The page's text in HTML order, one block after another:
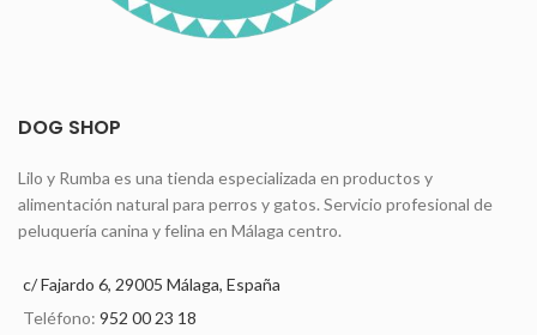
DOG SHOP
Lilo y Rumba es una tienda especializada en productos y
alimentación natural para perros y gatos. Servicio profesional de
peluquería canina y felina en Málaga centro.
c/ Fajardo 6, 29005 Málaga, España
Teléfono: 952 00 23 18